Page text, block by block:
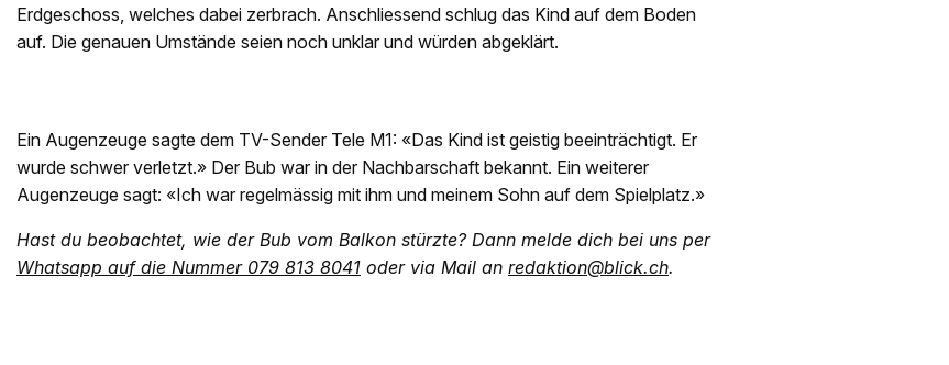
Erdgeschoss, welches dabei zerbrach. Anschliessend schlug das Kind auf dem Boden
auf. Die genauen Umstände seien noch unklar und würden abgeklärt.
Ein Augenzeuge sagte dem TV-Sender Tele M1: «Das Kind ist geistig beeinträchtigt. Er
wurde schwer verletzt.» Der Bub war in der Nachbarschaft bekannt. Ein weiterer
Augenzeuge sagt: «Ich war regelmässig mit ihm und meinem Sohn auf dem Spielplatz.»
Hast du beobachtet, wie der Bub vom Balkon stürzte? Dann melde dich bei uns per
Whatsapp auf die Nummer 079 813 8041 oder via Mail an redaktion@blick.ch.